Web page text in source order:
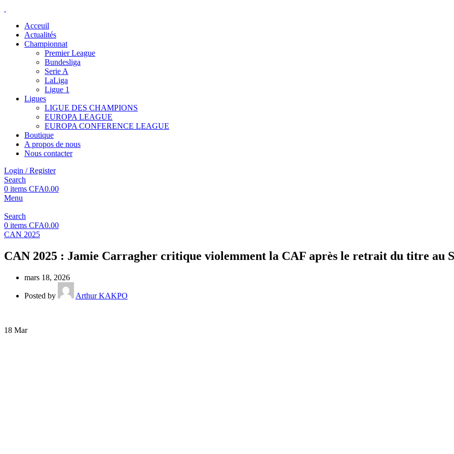
Acceuil
Actualités
Championnat
Premier League
Bundesliga
Serie A
LaLiga
Ligue 1
Ligues
LIGUE DES CHAMPIONS
EUROPA LEAGUE
EUROPA CONFERENCE LEAGUE
Boutique
A propos de nous
Nous contacter
Login / Register
Search
0 items CFA0.00
Menu
Search
0 items CFA0.00
CAN 2025
CAN 2025 : Jamie Carragher critique violemment la CAF après le retrait du titre au
mars 18, 2026
Posted by Arthur KAKPO
18 Mar